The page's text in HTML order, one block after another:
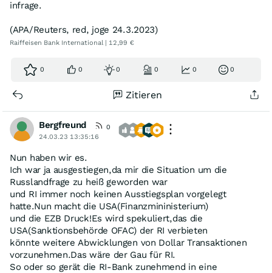
infrage.
(APA/Reuters, red, joge 24.3.2023)
Raiffeisen Bank International | 12,99 €
0 0 0 0 0 0
Zitieren
Bergfreund
0
24.03.23 13:35:16
Nun haben wir es.
Ich war ja ausgestiegen,da mir die Situation um die
Russlandfrage zu heiß geworden war
und RI immer noch keinen Ausstiegsplan vorgelegt
hatte.Nun macht die USA(Finanzmininisterium)
und die EZB Druck!Es wird spekuliert,das die
USA(Sanktionsbehörde OFAC) der RI verbieten
könnte weitere Abwicklungen von Dollar Transaktionen
vorzunehmen.Das wäre der Gau für RI.
So oder so gerät die RI-Bank zunehmend in eine